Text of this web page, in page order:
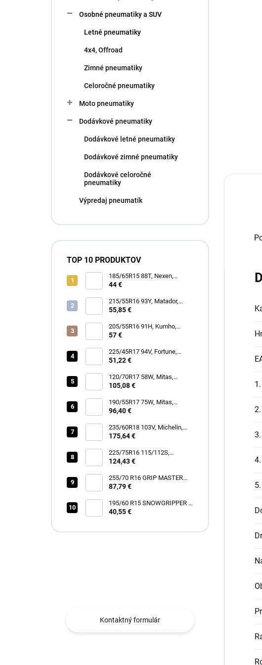
Osobné pneumatiky a SUV
Letné pneumatiky
4x4, Offroad
Zimné pneumatiky
Celoročné pneumatiky
Moto pneumatiky
Dodávkové pneumatiky
Dodávkové letné pneumatiky
Dodávkové zimné pneumatiky
Dodávkové celoročné
pneumatiky
Výpredaj pneumatík
TOP 10 PRODUKTOV
185/65R15 88T, Nexen,
WINGUARD SNOW G3 WH21
44 €
215/55R16 93Y, Matador,
MP47 HECTORRA 3
55,85 €
205/55R16 91H, Kumho,
WINTERCRAFT WP52+
57 €
225/45R17 94V, Fortune,
SNOWFUN FSR901
51,22 €
120/70R17 58W, Mitas,
SPORTFORCE+
105,08 €
190/55R17 75W, Mitas,
SPORTFORCE+
96,40 €
235/60R18 103V, Michelin,
LATITUDE TOUR HP
175,64 €
225/75R16 115/112S,
Hankook, RF12 DYNAPRO
124,43 €
255/70 R16 GRIP MASTER
C/S [111] H
87,79 €
195/60 R15 SNOWGRIPPER I
[88] H
40,55 €
Kontaktný formulár